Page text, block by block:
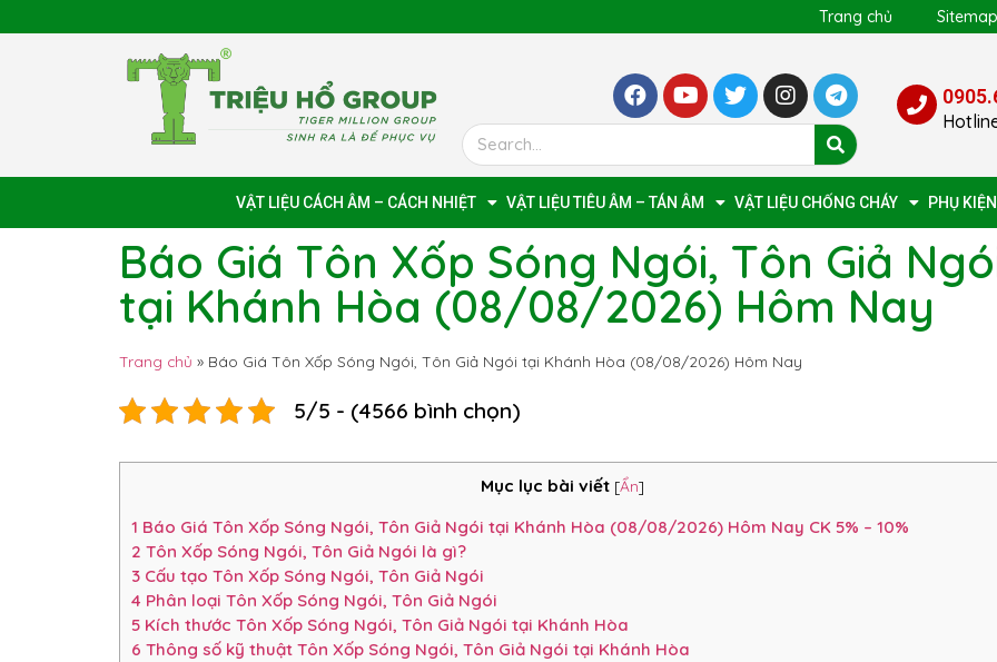
Trang chủ Sitemap
VẬT LIỆU CÁCH ÂM – CÁCH NHIỆT VẬT LIỆU TIÊU ÂM – TÁN ÂM VẬT LIỆU CHỐNG CHÁY PHỤ
Báo Giá Tôn Xốp Sóng Ngói, Tôn Giả
tại Khánh Hòa (08/08/2026) Hôm Nay
Trang chủ » Báo Giá Tôn Xốp Sóng Ngói, Tôn Giả Ngói tại Khánh Hòa (08/08/2026) Hôm Nay
5/5 - (4566 bình chọn)
Mục lục bài viết [Ẩn]
1 Báo Giá Tôn Xốp Sóng Ngói, Tôn Giả Ngói tại Khánh Hòa (08/08/2026) Hôm Nay CK 5% – 10%
2 Tôn Xốp Sóng Ngói, Tôn Giả Ngói là gì?
3 Cấu tạo Tôn Xốp Sóng Ngói, Tôn Giả Ngói
4 Phân loại Tôn Xốp Sóng Ngói, Tôn Giả Ngói
5 Kích thước Tôn Xốp Sóng Ngói, Tôn Giả Ngói tại Khánh Hòa
6 Thông số kỹ thuật Tôn Xốp Sóng Ngói, Tôn Giả Ngói tại Khánh Hòa